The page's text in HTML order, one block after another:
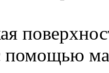
помощью